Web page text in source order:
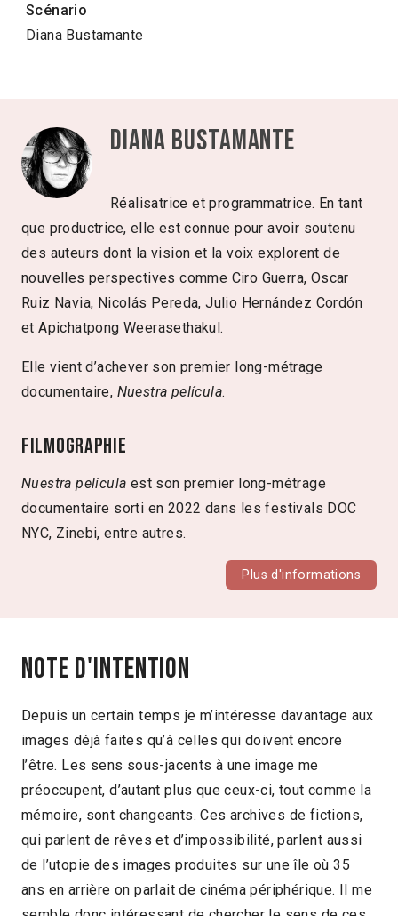
Scénario
Diana Bustamante
Diana Bustamante
Réalisatrice et programmatrice. En tant
que productrice, elle est connue pour avoir soutenu
des auteurs dont la vision et la voix explorent de
nouvelles perspectives comme Ciro Guerra, Oscar
Ruiz Navia, Nicolás Pereda, Julio Hernández Cordón
et Apichatpong Weerasethakul.
Elle vient d’achever son premier long-métrage
documentaire, Nuestra película.
Filmographie
Nuestra película est son premier long-métrage
documentaire sorti en 2022 dans les festivals DOC
NYC, Zinebi, entre autres.
Plus d'informations
Note d'intention
Depuis un certain temps je m’intéresse davantage aux
images déjà faites qu’à celles qui doivent encore
l’être. Les sens sous-jacents à une image me
préoccupent, d’autant plus que ceux-ci, tout comme la
mémoire, sont changeants. Ces archives de fictions,
qui parlent de rêves et d’impossibilité, parlent aussi
de l’utopie des images produites sur une île où 35
ans en arrière on parlait de cinéma périphérique. Il me